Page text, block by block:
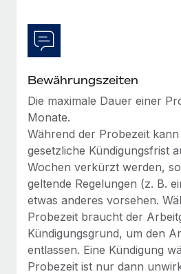
Bewährungszeiten
Die maximale Dauer einer
Monate.
Während der Probezeit kann
gesetzliche Kündigungsfrist
Wochen verkürzt werden,
geltende Regelungen (z. B.
etwas anderes vorsehen.
Probezeit braucht der
Kündigungsgrund, um den
entlassen. Eine Kündigung
Probezeit ist nur dann